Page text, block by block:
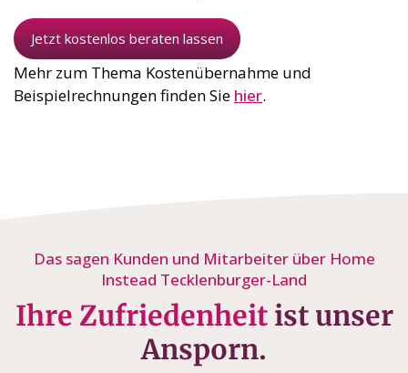
Jetzt kostenlos beraten lassen
Mehr zum Thema Kostenübernahme und
Beispielrechnungen finden Sie hier.
Das sagen Kunden und Mitarbeiter über Home
Instead Tecklenburger-Land
Ihre Zufriedenheitist unser
Ansporn.